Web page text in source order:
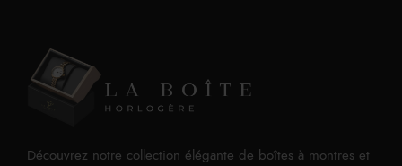
Découvrez notre collection élégante de boîtes à montres et